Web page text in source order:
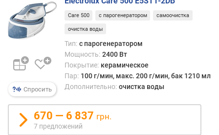
е
м
я
г
р
в
а
(
с
Спросить
Care 500 с парогенератором самоочистка
очистка воды
Тип: с парогенератором
Мощность: 2400 Вт
Покрытие: керамическое
Пар: 100 г/мин, макс. 200 г/мин, бак 1210 мл
Дополнительно: очистка воды
670 — 6 837 грн.
7 предложений